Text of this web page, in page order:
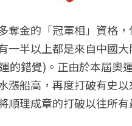
奪金的「冠軍相」資格
一半以上都是來自中國
的錯覺)。正由於本屆奧
船高，再度打破有史
理成章的打破以往所有